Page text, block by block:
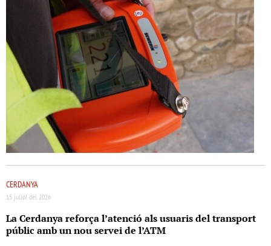
CERDANYA
15 juliol del 2026
La Cerdanya reforça l’atenció als usuaris del transport
públic amb un nou servei de l’ATM